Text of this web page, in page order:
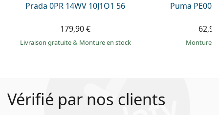
Prada 0PR 14WV 10J1O1 56
179,90 €
Livraison gratuite& Monture en stock
Puma
Monture
Vérifié par nos clients